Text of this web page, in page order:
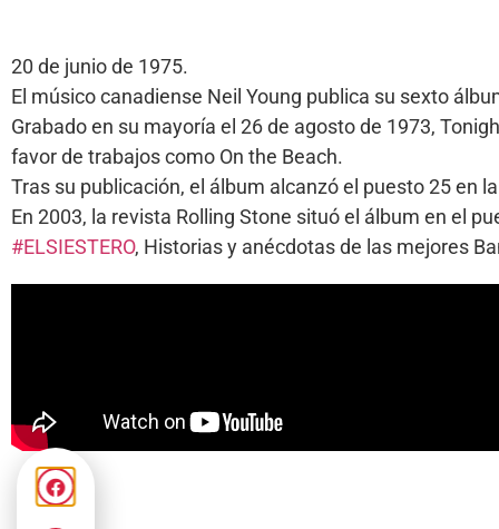
20 de junio de 1975.
El músico canadiense Neil Young publica su sexto
Grabado en su mayoría el 26 de agosto de 1973,
favor de trabajos como On the Beach.
Tras su publicación, el álbum alcanzó el puesto 25 en
En 2003, la revista Rolling Stone situó el álbum en el
#ELSIESTERO, Historias y anécdotas de las mejores